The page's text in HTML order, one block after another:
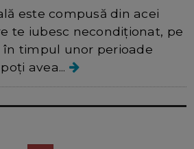
este compusă din acei
te iubesc necondiționat, pe
în timpul unor perioade
avea...